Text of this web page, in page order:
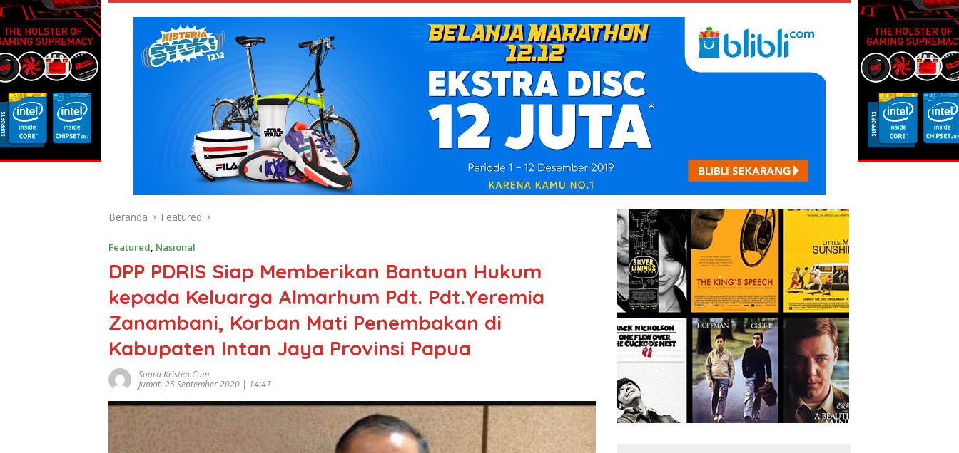
Beranda Featured
Featured, Nasional
DPP PDRIS Siap Memberikan Bantuan Hukum
kepada Keluarga Almarhum Pdt. Pdt.Yeremia
Zanambani, Korban Mati Penembakan di
Kabupaten Intan Jaya Provinsi Papua
Suara Kristen.com
Jumat, 25 September 2020 | 14:47